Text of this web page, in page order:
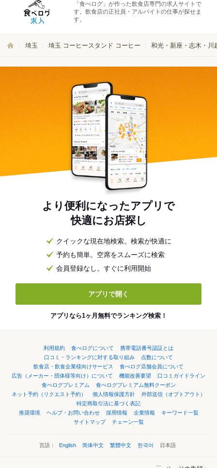
「食べログ」が作った飲食店専門の求人サイトで
す。飲食店の正社員・アルバイトの仕事が探せま
す。
埼玉 埼玉 コーヒースタンド コーヒー 和光・新座・志木・川
より便利になったアプリで
快適にお店探し
クイックな現在地検索。検索が快適に
予約も簡単。空席をスムーズに検索
会員登録なし。すぐに利用開始
アプリで開く
アプリなら1ヶ月無料でランキング検索！
利用規約 食べログについて
携帯電話番号認証とは
口コミ・ランキングに対する取り組み
点数について
飲食店・飲食企業様向けサービス
食べログ店舗会員について
広告（メーカー・団体様等向け）について
機能改善要望
口コミガイドライン
食べログプレミアム
食べログプレミアム無料クーポン
ネット予約（リクエスト予約）
個人情報保護方針
外部送信（オプトアウト）
特定商取引法に基づく表記
推奨環境
ヘルプ・お問い合わせ 採用情報 企業情報
キーワード一覧
サイトマップ
チェーン一覧
言語： English 简体中文 繁體中文 한국어 日本語